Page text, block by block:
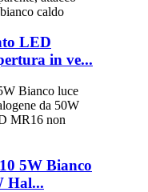
LED
in ve...
5W Bianco
Hal...